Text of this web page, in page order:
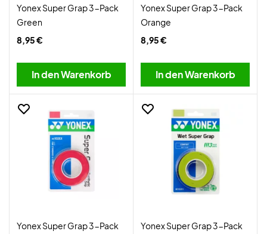
Yonex Super Grap 3-Pack
Green
8,95 €
In den Warenkorb
Yonex Super Grap 3-Pack
Orange
8,95 €
In den Warenkorb
Yonex Super Grap 3-Pack
Yonex Super Grap 3-Pack